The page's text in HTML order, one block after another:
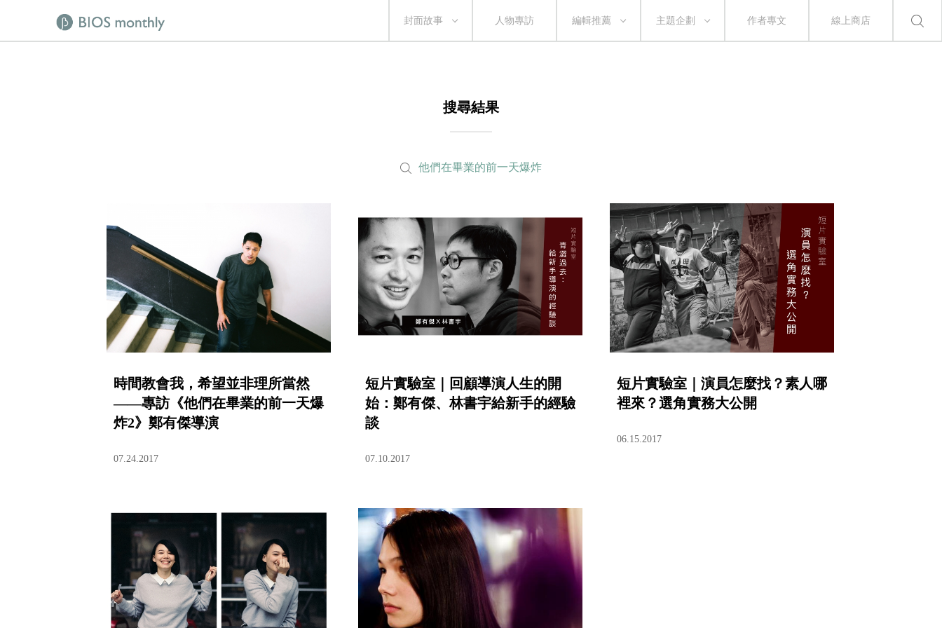
封面故事 人物專訪 編輯推薦 主題企劃 作者專文 線上商店
搜尋結果
他們在畢業的前一天爆炸
時間教會我，希望並非理所當然
——專訪《他們在畢業的前一天爆
炸2》鄭有傑導演
07.24.2017
短片實驗室｜回顧導演人生的開
始：鄭有傑、林書宇給新手的經驗
談
07.10.2017
短片實驗室｜演員怎麼找？素人哪
裡來？選角實務大公開
06.15.2017